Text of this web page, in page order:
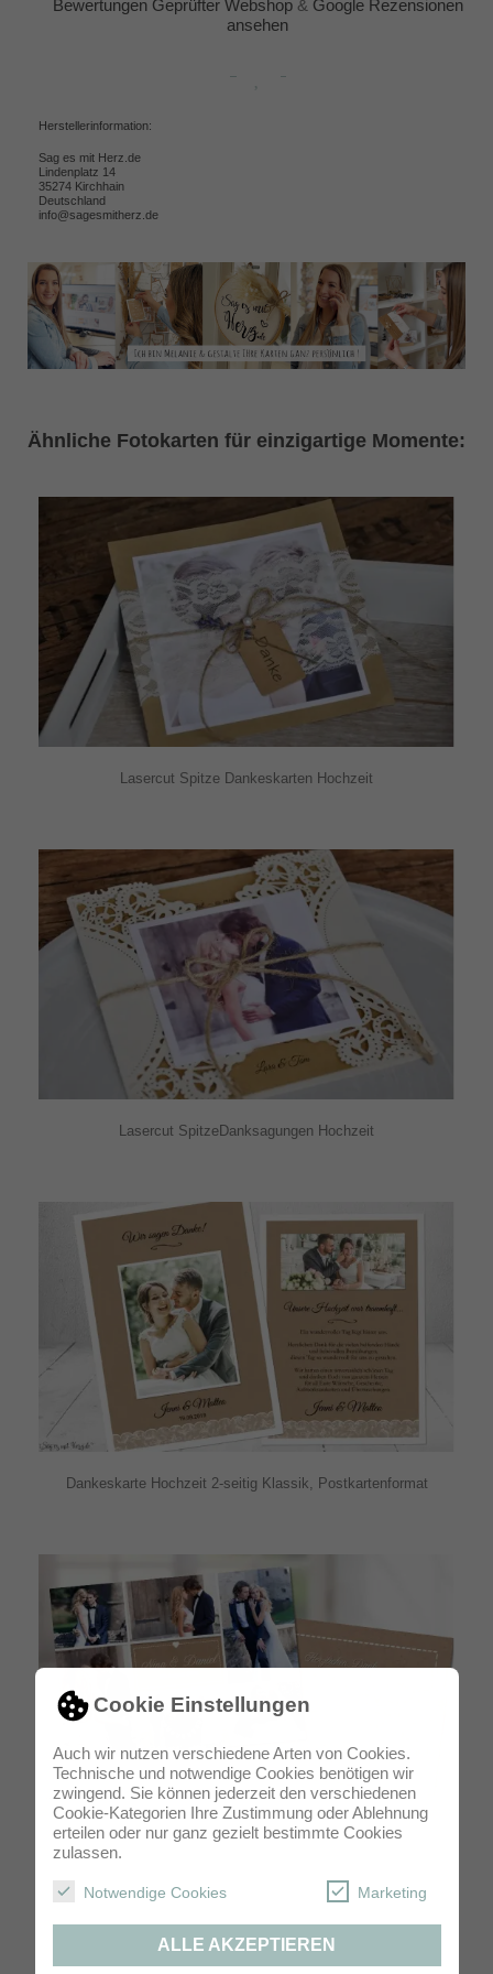
Cookie Einstellungen
Auch wir nutzen verschiedene Arten von Cookies.
Technische und notwendige Cookies benötigen wir
zwingend. Sie können jederzeit den verschiedenen
Cookie-Kategorien Ihre Zustimmung oder Ablehnung
erteilen oder nur ganz gezielt bestimmte Cookies
zulassen.
Notwendige Cookies Marketing
ALLE AKZEPTIEREN
Bewertungen Geprüfter Webshop& Google Rezensionen
ansehen
Herstellerinformation:
Sag es mit Herz.de
Lindenplatz 14
35274 Kirchhain
Deutschland
info@sagesmitherz.de
Ähnliche Fotokarten für einzigartige Momente:
Lasercut Spitze Dankeskarten Hochzeit
Lasercut SpitzeDanksagungen Hochzeit
Dankeskarte Hochzeit 2-seitig Klassik, Postkartenformat
Dankeskarte HochzeitPostkarte Collage